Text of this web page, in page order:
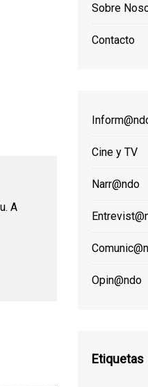
A
Sobre
Contacto
Cine y TV
Narr@ndo
Opin@ndo
Etiquetas